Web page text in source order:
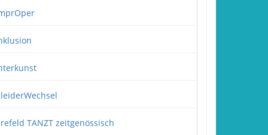
TANZT zeitgenössisch